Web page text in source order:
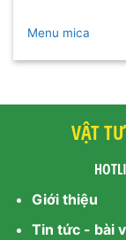
Menu mica
VẬT
Giới thiệu
Tin tức - bài